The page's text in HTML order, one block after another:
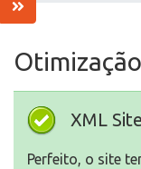
Otimização
XML
Perfeito, o site